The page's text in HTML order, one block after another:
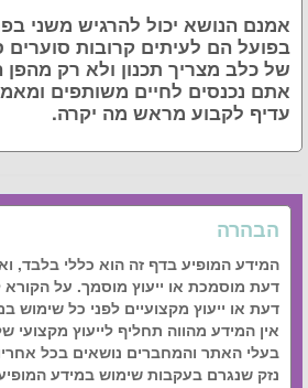
אמנם הנושא יכול להרגיש משני
בפועל הם לעיתים קרובות סוערים
של כלב מצריך תכנון ולא רק
אתם נכנסים לחיים משותפים
עדיף לקבוע מראש מה יקרה.
הבהרה
המידע המופיע בדף זה הוא כללי בלבד,
דעת מוסמכת או ייעוץ מוסמך. על
דעת או ייעוץ מקצועיים לפני כל שימוש
אין המידע מהווה תחליף לייעוץ מקצועי
בעלי האתר והמחברים נושאים בכל
נזק שנגרם בעקבות שימוש במידע